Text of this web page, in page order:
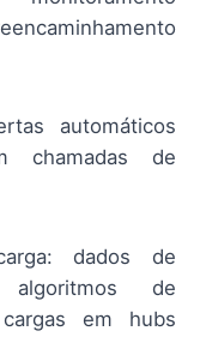
automáticos
chamadas de
dados de
algoritmos de
em hubs